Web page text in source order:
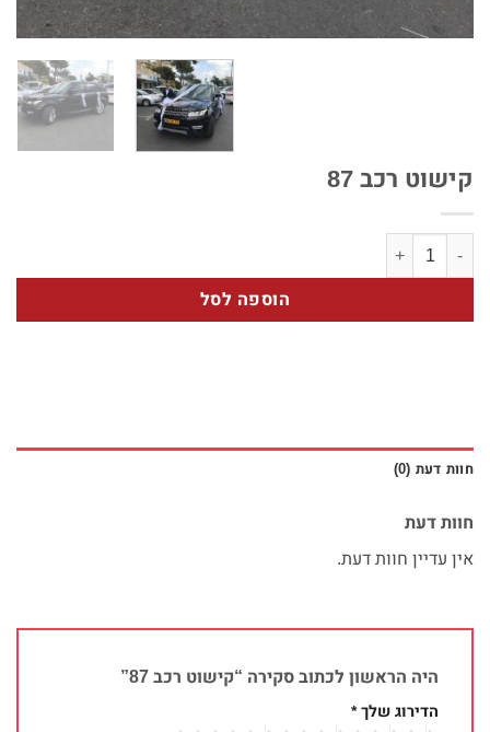
קישוט רכב 87
כמות של קישוט רכב 87
הוספה לסל
חוות דעת (0)
חוות דעת
אין עדיין חוות דעת.
היה הראשון לכתוב סקירה “קישוט רכב 87”
הדירוג שלך*